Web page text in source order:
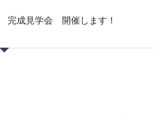
完成見学会 開催します！